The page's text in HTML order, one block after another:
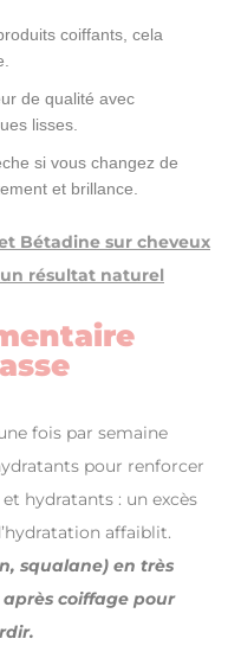
coiffants, cela
de qualité avec
lisses.
si vous changez de
et brillance.
Bétadine sur cheveux
résultat naturel
fois par semaine
pour renforcer
hydratants : un excès
affaiblit.
squalane) en très
coiffage pour